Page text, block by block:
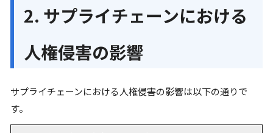
2. サプライチェーンにおける
人権侵害の影響
サプライチェーンにおける人権侵害の影響は以下の通りで
す。